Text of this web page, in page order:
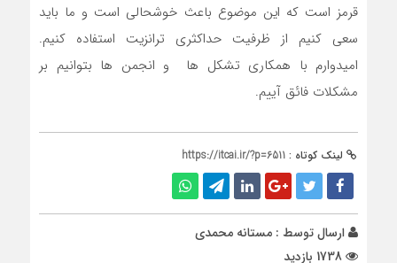
قرمز است که این موضوع باعث خوشحالی است و ما باید
سعی کنیم از ظرفیت حداکثری ترانزیت استفاده کنیم.
امیدوارم با همکاری تشکل ها و انجمن ها بتوانیم بر
مشکلات فائق آییم.
لینک کوتاه : https://itcai.ir/?p=6511
ارسال توسط : مستانه محمدی